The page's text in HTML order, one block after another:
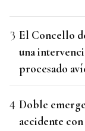
El Concello
una
procesado
Doble
accidente